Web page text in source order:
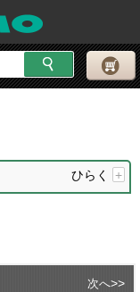
ひらく +
次へ>>